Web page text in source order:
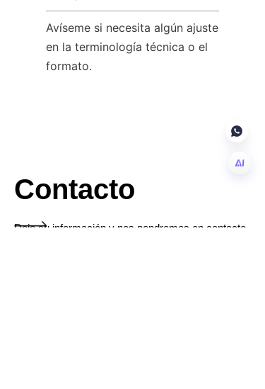
Avíseme si necesita algún ajuste
en la terminología técnica o el
formato.
Contacto
Deje su información y nos pondremos en contacto
ES